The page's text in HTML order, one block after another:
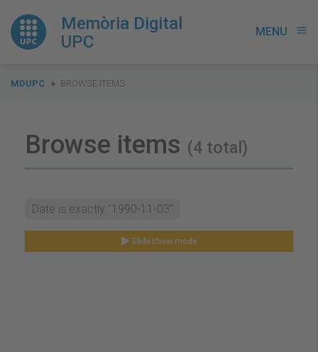
Memòria Digital
UPC
MENU menu
You
MDUPC BROWSE ITEMS
Browse items (4 total)
Date is exactly "1990-11-03"
Slideshow mode